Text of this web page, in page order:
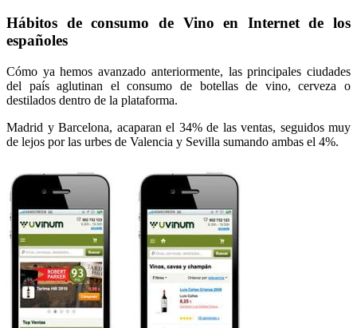
Hábitos de consumo de Vino en Internet de los
españoles
Cómo ya hemos avanzado anteriormente, las principales ciudades
del país aglutinan el consumo de botellas de vino, cerveza o
destilados dentro de la plataforma.
Madrid y Barcelona, acaparan el 34% de las ventas, seguidos muy
de lejos por las urbes de Valencia y Sevilla sumando ambas el 4%.